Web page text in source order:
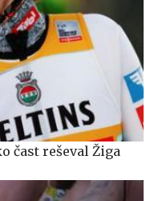
čast reševal Žiga